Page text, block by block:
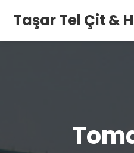
Taşar Tel Çit &